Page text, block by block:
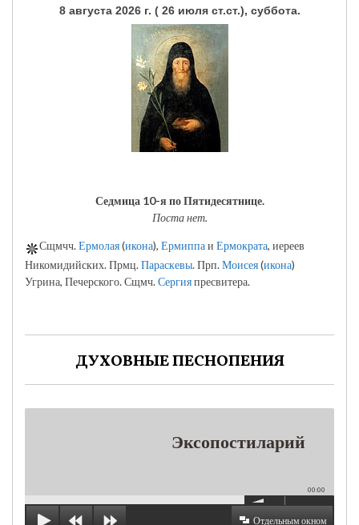
8 августа 2026 г. ( 26 июля ст.ст.), суббота.
Седмица 10-я по Пятидесятнице.
Поста нет.
Сщмчч.Ермолая(икона), Ермиппаи Ермократа, иереев
Никомидийских. Прмц.Параскевы. Прп.Моисея(икона)
Угрина, Печерского. Сщмч.Сергияпресвитера.
ДУХОВНЫЕ ПЕСНОПЕНИЯ
Эксопостиларий
00:00
Отдельным окном